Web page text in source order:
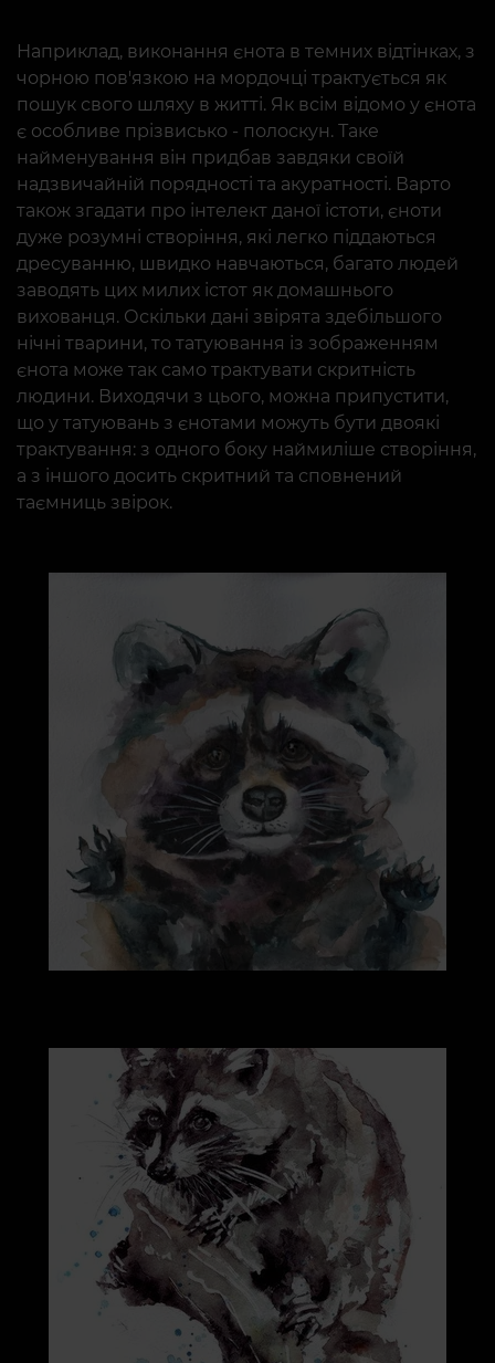
Наприклад, виконання єнота в темних відтінках, з
чорною пов'язкою на мордочці трактується як
пошук свого шляху в житті. Як всім відомо у єнота
є особливе прізвисько - полоскун. Таке
найменування він придбав завдяки своїй
надзвичайній порядності та акуратності. Варто
також згадати про інтелект даної істоти, єноти
дуже розумні створіння, які легко піддаються
дресуванню, швидко навчаються, багато людей
заводять цих милих істот як домашнього
вихованця. Оскільки дані звірята здебільшого
нічні тварини, то татуювання із зображенням
єнота може так само трактувати скритність
людини. Виходячи з цього, можна припустити,
що у татуювань з єнотами можуть бути двоякі
трактування: з одного боку наймиліше створіння,
а з іншого досить скритний та сповнений
таємниць звірок.